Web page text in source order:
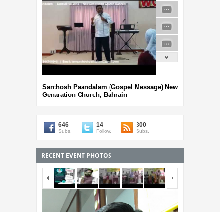
Santhosh Paandalam (Gospel Message) New
Genaration Church, Bahrain
646
Subs.
14
Follow.
300
Subs.
RECENT EVENT PHOTOS
<span></span>